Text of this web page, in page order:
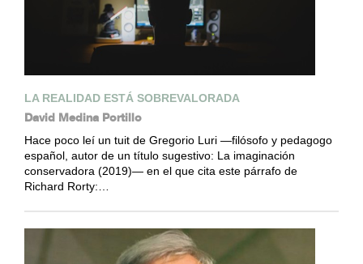
LA REALIDAD ESTÁ SOBREVALORADA
David Medina Portillo
Hace poco leí un tuit de Gregorio Luri —filósofo y pedagogo
español, autor de un título sugestivo: La imaginación
conservadora (2019)— en el que cita este párrafo de
Richard Rorty:…